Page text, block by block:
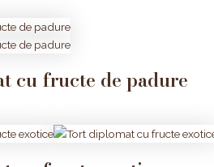
cu fructe de padure